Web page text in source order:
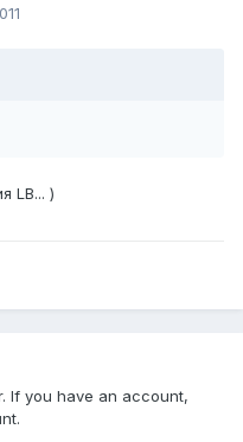
LB... )
If you have an account,